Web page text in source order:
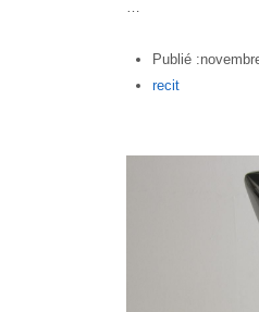
Publié :
Author
recit